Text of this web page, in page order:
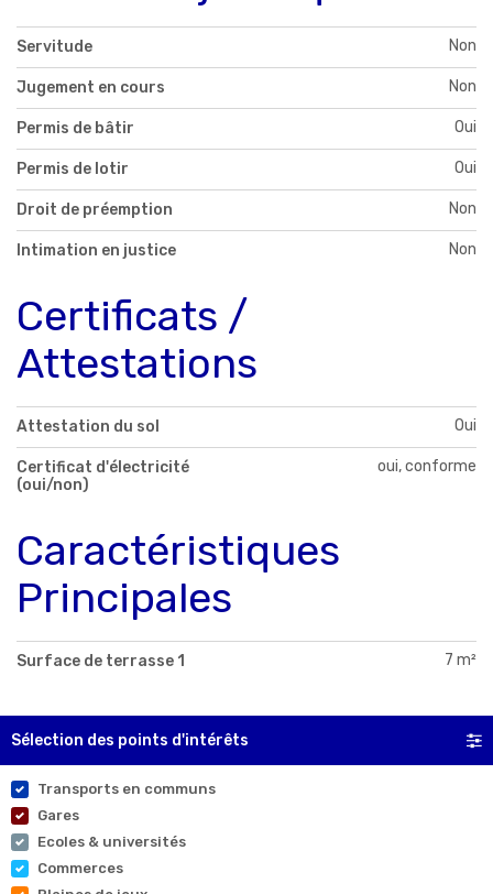
Servitude Non
Jugement en cours Non
Permis de bâtir Oui
Permis de lotir Oui
Droit de préemption Non
Intimation en justice Non
Certificats /
Attestations
Attestation du sol Oui
Certificat d'électricité
(oui/non)
oui, conforme
Caractéristiques
Principales
Surface de terrasse 1 7 m²
Sélection des points d'intérêts
Transports en communs
Gares
Ecoles & universités
Commerces